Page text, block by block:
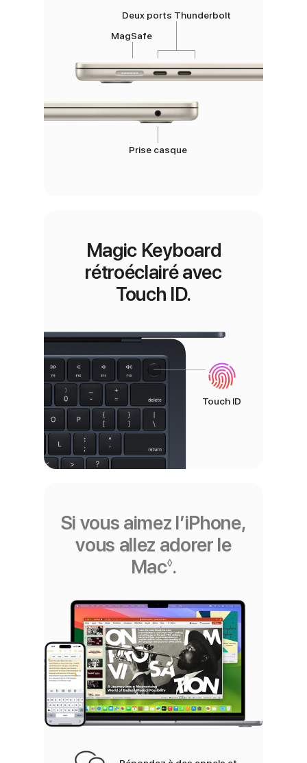
MagSafe
Deux ports Thunderbolt
Prise casque
Magic Keyboard
rétroéclairé avec
Touch ID.
Touch ID
Si vous aimez l’iPhone,
vous allez adorer le
Mac◊Renvoi aux
.